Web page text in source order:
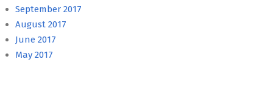
September 2017
August 2017
June 2017
May 2017